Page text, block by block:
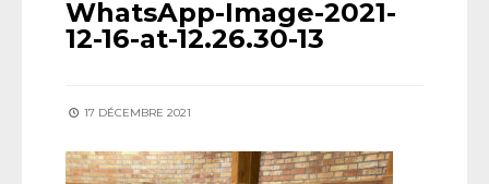
WhatsApp-Image-2021-
12-16-at-12.26.30-13
17 DÉCEMBRE 2021